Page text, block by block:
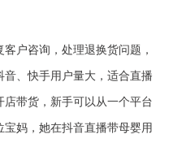
户咨询，处理退换货问题，
、快手用户量大，适合直播
带货，新手可以从一个平台
妈，她在抖音直播带母婴用